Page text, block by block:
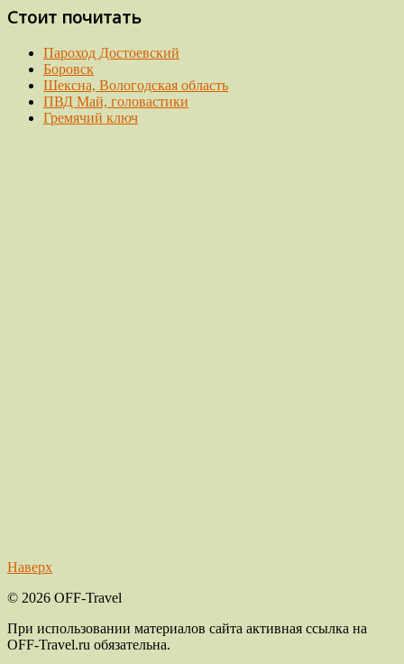
Стоит почитать
Пароход Достоевский
Боровск
Шексна, Вологодская область
ПВД Май, головастики
Гремячий ключ
Наверх
© 2026 OFF-Travel
При использовании материалов сайта активная ссылка на
OFF-Travel.ru обязательна.